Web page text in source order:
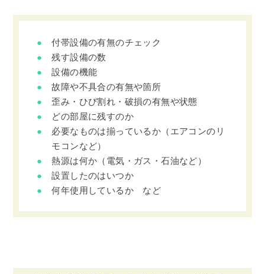
付帯設備の有無のチェック
残す設備の数
設備の機能
故障や不具合の有無や箇所
歪み・ひび割れ・破損の有無や状態
どの部屋に残すのか
必要なものは揃っているか（エアコンのリ
モコンなど）
熱源は何か（電気・ガス・石油など）
設置したのはいつか
何年使用しているか など